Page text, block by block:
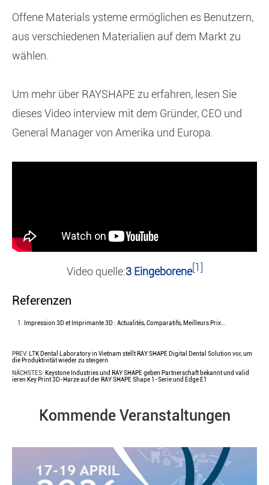
Offene Materials ysteme ermöglichen es Benutzern,
aus verschiedenen Materialien auf dem Markt zu
wählen.
Um mehr über RAYSHAPE zu erfahren, lesen Sie
dieses Video interview mit dem Gründer, CEO und
General Manager von Amerika und Europa.
Video quelle:3 Eingeborene[1]
Referenzen
Impression 3D et Imprimante 3D : Actualités, Comparatifs, Meilleurs Prix...
PREV: LTK Dental Laboratory in Vietnam stellt RAY SHAPE Digital Dental Solution vor, um
die Produktivität wieder zu steigern
NÄCHSTES: Keystone Industries und RAY SHAPE geben Partnerschaft bekannt und valid
ieren Key Print 3D-Harze auf der RAY SHAPE Shape 1-Serie und Edge E1
Kommende Veranstaltungen